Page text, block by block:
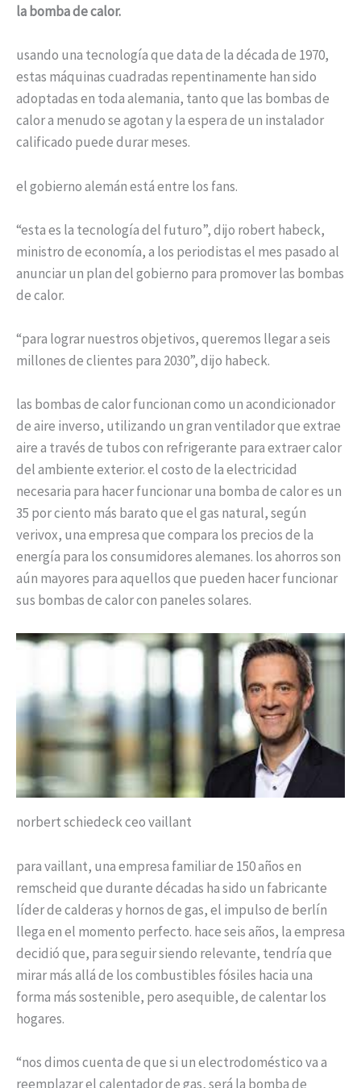
la bomba de calor.
usando una tecnología que data de la década de 1970,
estas máquinas cuadradas repentinamente han sido
adoptadas en toda alemania, tanto que las bombas de
calor a menudo se agotan y la espera de un instalador
calificado puede durar meses.
el gobierno alemán está entre los fans.
“esta es la tecnología del futuro”, dijo robert habeck,
ministro de economía, a los periodistas el mes pasado al
anunciar un plan del gobierno para promover las bombas
de calor.
“para lograr nuestros objetivos, queremos llegar a seis
millones de clientes para 2030”, dijo habeck.
las bombas de calor funcionan como un acondicionador
de aire inverso, utilizando un gran ventilador que extrae
aire a través de tubos con refrigerante para extraer calor
del ambiente exterior. el costo de la electricidad
necesaria para hacer funcionar una bomba de calor es un
35 por ciento más barato que el gas natural, según
verivox, una empresa que compara los precios de la
energía para los consumidores alemanes. los ahorros son
aún mayores para aquellos que pueden hacer funcionar
sus bombas de calor con paneles solares.
norbert schiedeck ceo vaillant
para vaillant, una empresa familiar de 150 años en
remscheid que durante décadas ha sido un fabricante
líder de calderas y hornos de gas, el impulso de berlín
llega en el momento perfecto. hace seis años, la empresa
decidió que, para seguir siendo relevante, tendría que
mirar más allá de los combustibles fósiles hacia una
forma más sostenible, pero asequible, de calentar los
hogares.
“nos dimos cuenta de que si un electrodoméstico va a
reemplazar el calentador de gas, será la bomba de